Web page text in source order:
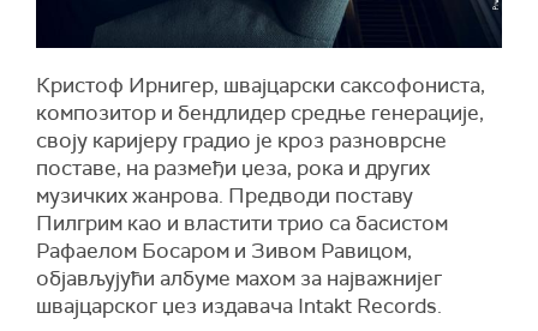
Кристоф Ирнигер, швајцарски саксофониста,
композитор и бендлидер средње генерације,
своју каријеру градио је кроз разноврсне
поставе, на размеђи џеза, рока и других
музичких жанрова. Предводи поставу
Пилгрим као и властити трио са басистом
Рафаелом Босаром и Зивом Равицом,
објављујући албуме махом за најважнијег
швајцарског џез издавача Intakt Records.